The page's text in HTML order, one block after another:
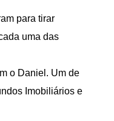
para tirar
uma das
o Daniel. Um de
Imobiliários e